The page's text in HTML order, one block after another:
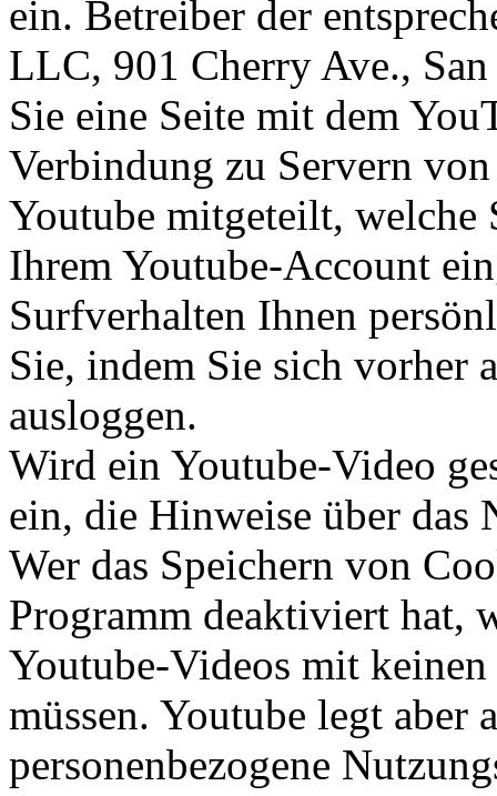
ein. Betreiber der
LLC, 901 Cherry Ave.,
Sie eine Seite mit dem
Verbindung zu Servern
Youtube mitgeteilt, welche
Ihrem Youtube-Account
Surfverhalten Ihnen
Sie, indem Sie sich vorher
ausloggen.
Wird ein Youtube-Video
ein, die Hinweise über das
Wer das Speichern von
Programm deaktiviert hat,
Youtube-Videos mit
müssen. Youtube legt aber
personenbezogene